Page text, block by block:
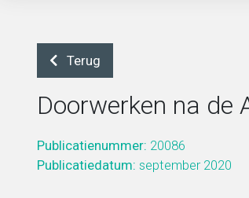
Arbeid en sociale zekerheid
Gendergelijkheid, lhbtiq+ en emancipatie
Beleidsonderzoek
Beleid uitvoeren
Missie
MVO & kwaliteit
Terug
Doorwerken na de
Publicatienummer: 20086
Publicatiedatum: september 2020